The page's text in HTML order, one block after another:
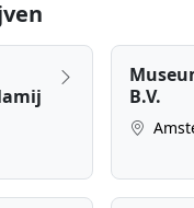
B.V.